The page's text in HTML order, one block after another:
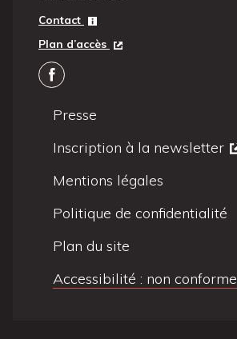
Contact
Plan d’accès
Presse
Inscription à la newsletter
Mentions légales
Politique de confidentialité
Plan du site
Accessibilité : non conforme